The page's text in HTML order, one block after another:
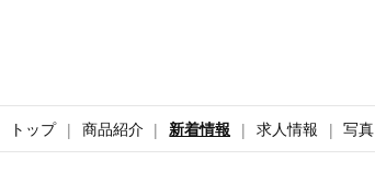
トップ 商品紹介 新着情報 求人情報 写真